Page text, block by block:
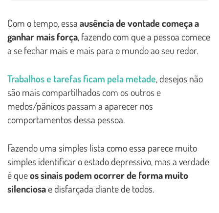
Com o tempo, essaausência de vontade começa a
ganhar mais força, fazendo com que a pessoa comece
a se fechar mais e mais para o mundo ao seu redor.
Trabalhos e tarefas ficam pela metade, desejos não
são mais compartilhados com os outros e
medos/pânicos passam a aparecer nos
comportamentos dessa pessoa.
Fazendo uma simples lista como essa parece muito
simples identificar o estado depressivo, mas a verdade
é queos sinais podem ocorrer de forma muito
silenciosae disfarçada diante de todos.